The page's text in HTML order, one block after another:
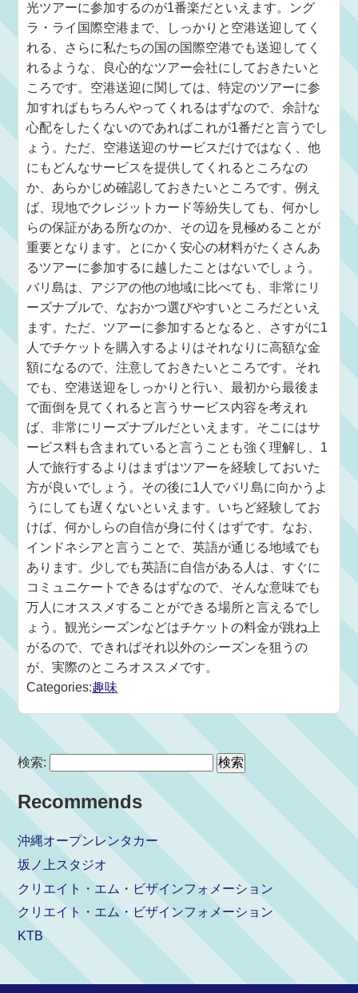
光ツアーに参加するのが1番楽だといえます。ング
ラ・ライ国際空港まで、しっかりと空港送迎してく
れる、さらに私たちの国の国際空港でも送迎してく
れるような、良心的なツアー会社にしておきたいと
ころです。空港送迎に関しては、特定のツアーに参
加すればもちろんやってくれるはずなので、余計な
心配をしたくないのであればこれが1番だと言うでし
ょう。ただ、空港送迎のサービスだけではなく、他
にもどんなサービスを提供してくれるところなの
か、あらかじめ確認しておきたいところです。例え
ば、現地でクレジットカード等紛失しても、何かし
らの保証がある所なのか、その辺を見極めることが
重要となります。とにかく安心の材料がたくさんあ
るツアーに参加するに越したことはないでしょう。
バリ島は、アジアの他の地域に比べても、非常にリ
ーズナブルで、なおかつ選びやすいところだといえ
ます。ただ、ツアーに参加するとなると、さすがに1
人でチケットを購入するよりはそれなりに高額な金
額になるので、注意しておきたいところです。それ
でも、空港送迎をしっかりと行い、最初から最後ま
で面倒を見てくれると言うサービス内容を考えれ
ば、非常にリーズナブルだといえます。そこにはサ
ービス料も含まれていると言うことも強く理解し、1
人で旅行するよりはまずはツアーを経験しておいた
方が良いでしょう。その後に1人でバリ島に向かうよ
うにしても遅くないといえます。いちど経験してお
けば、何かしらの自信が身に付くはずです。なお、
インドネシアと言うことで、英語が通じる地域でも
あります。少しでも英語に自信がある人は、すぐに
コミュニケートできるはずなので、そんな意味でも
万人にオススメすることができる場所と言えるでし
ょう。観光シーズンなどはチケットの料金が跳ね上
がるので、できればそれ以外のシーズンを狙うの
が、実際のところオススメです。
Categories:趣味
検索:
Recommends
沖縄オープンレンタカー
坂ノ上スタジオ
クリエイト・エム・ビザインフォメーション
クリエイト・エム・ビザインフォメーション
KTB